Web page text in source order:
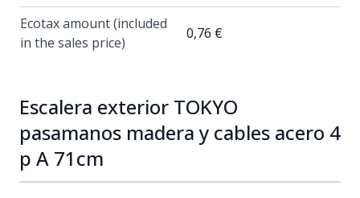
Ecotax amount (included
in the sales price)
0,76 €
Escalera exterior TOKYO
pasamanos madera y cables acero 4
p A 71cm